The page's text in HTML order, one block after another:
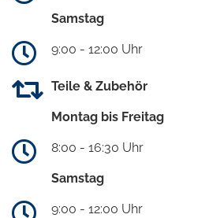
Samstag
9:00 - 12:00 Uhr
Teile & Zubehör
Montag bis Freitag
8:00 - 16:30 Uhr
Samstag
9:00 - 12:00 Uhr